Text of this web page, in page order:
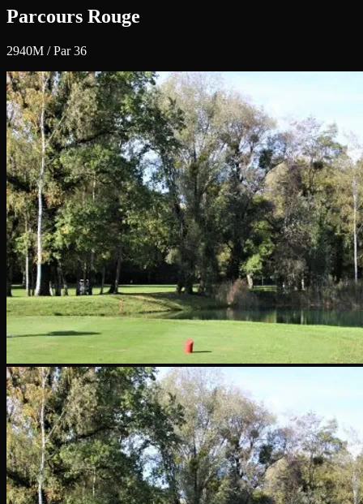
Parcours Rouge
2940M / Par 36